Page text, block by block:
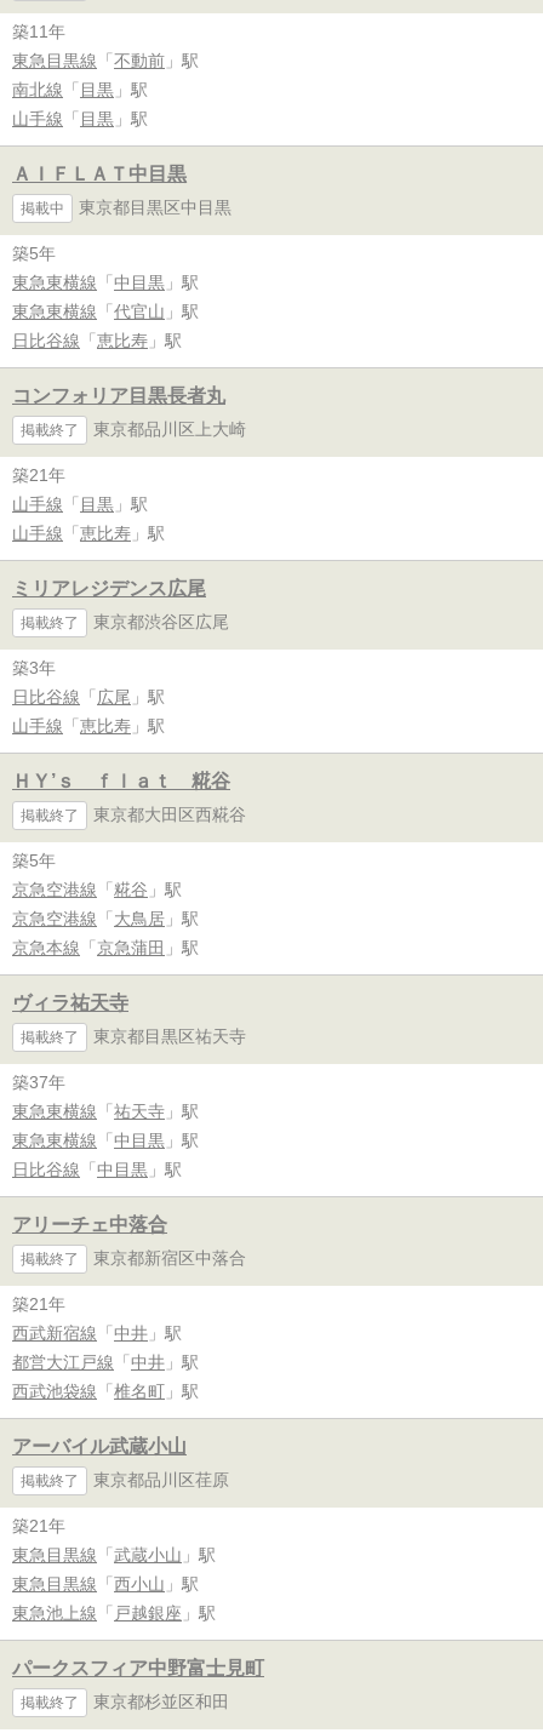
築11年
東急目黒線 「 不動前 」駅
南北線 「 目黒 」駅
山手線 「 目黒 」駅
ＡＩＦＬＡＴ中目黒
掲載中 東京都目黒区中目黒
築5年
東急東横線 「 中目黒 」駅
東急東横線 「 代官山 」駅
日比谷線 「 恵比寿 」駅
コンフォリア目黒長者丸
掲載終了 東京都品川区上大崎
築21年
山手線 「 目黒 」駅
山手線 「 恵比寿 」駅
ミリアレジデンス広尾
掲載終了 東京都渋谷区広尾
築3年
日比谷線 「 広尾 」駅
山手線 「 恵比寿 」駅
ＨＹ’ｓ ｆｌａｔ 糀谷
掲載終了 東京都大田区西糀谷
築5年
京急空港線 「 糀谷 」駅
京急空港線 「 大鳥居 」駅
京急本線 「 京急蒲田 」駅
ヴィラ祐天寺
掲載終了 東京都目黒区祐天寺
築37年
東急東横線 「 祐天寺 」駅
東急東横線 「 中目黒 」駅
日比谷線 「 中目黒 」駅
アリーチェ中落合
掲載終了 東京都新宿区中落合
築21年
西武新宿線 「 中井 」駅
都営大江戸線 「 中井 」駅
西武池袋線 「 椎名町 」駅
アーバイル武蔵小山
掲載終了 東京都品川区荏原
築21年
東急目黒線 「 武蔵小山 」駅
東急目黒線 「 西小山 」駅
東急池上線 「 戸越銀座 」駅
パークスフィア中野富士見町
掲載終了 東京都杉並区和田